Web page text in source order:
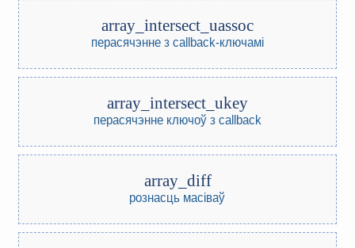
array_intersect_uassoc
перасячэнне з callback-ключамі
array_intersect_ukey
перасячэнне ключоў з callback
array_diff
рознасць масіваў